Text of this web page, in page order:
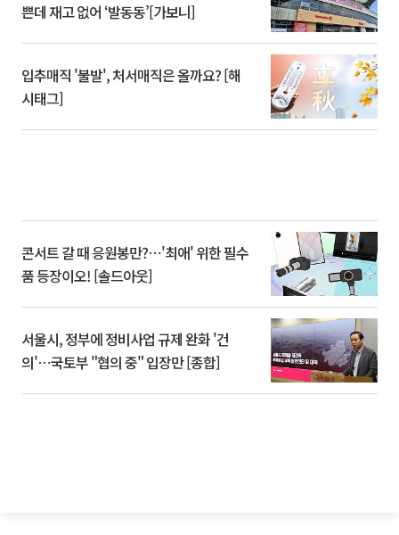
쁜데 재고 없어 ‘발동동’[가보니]
입추매직 '불발', 처서매직은 올까요? [해
시태그]
콘서트 갈 때 응원봉만?⋯'최애' 위한 필수
품 등장이오! [솔드아웃]
서울시, 정부에 정비사업 규제 완화 '건
의'⋯국토부 "협의 중" 입장만 [종합]